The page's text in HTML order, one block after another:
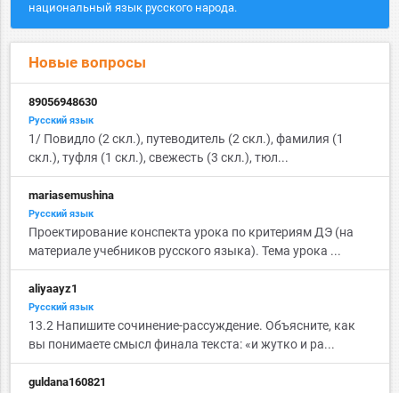
национальный язык русского народа.
Новые вопросы
89056948630
Русский язык
1/ Повидло (2 скл.), путеводитель (2 скл.), фамилия (1
скл.), туфля (1 скл.), свежесть (3 скл.), тюл...
mariasemushina
Русский язык
Проектирование конспекта урока по критериям ДЭ (на
материале учебников русского языка). Тема урока ...
aliyaayz1
Русский язык
13.2 Напишите сочинение-рассуждение. Объясните, как
вы понимаете смысл финала текста: «и жутко и ра...
guldana160821